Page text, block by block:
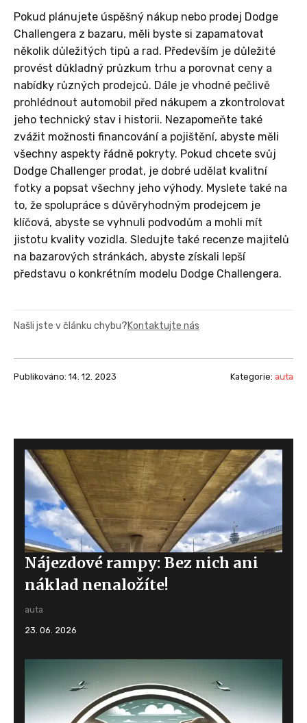
Pokud plánujete úspěšný nákup nebo prodej Dodge
Challengera z bazaru, měli byste si zapamatovat
několik důležitých tipů a rad. Především je důležité
provést důkladný průzkum trhu a porovnat ceny a
nabídky různých prodejců. Dále je vhodné pečlivě
prohlédnout automobil před nákupem a zkontrolovat
jeho technický stav i historii. Nezapomeňte také
zvážit možnosti financování a pojištění, abyste měli
všechny aspekty řádně pokryty. Pokud chcete svůj
Dodge Challenger prodat, je dobré udělat kvalitní
fotky a popsat všechny jeho výhody. Myslete také na
to, že spolupráce s důvěryhodným prodejcem je
klíčová, abyste se vyhnuli podvodům a mohli mít
jistotu kvality vozidla. Sledujte také recenze majitelů
na bazarových stránkách, abyste získali lepší
představu o konkrétním modelu Dodge Challengera.
Našli jste v článku chybu?Kontaktujte nás
Publikováno: 14. 12. 2023 Kategorie: auta
Nájezdové rampy: Bez nich ani
náklad nenaložíte!
auta
23. 06. 2026